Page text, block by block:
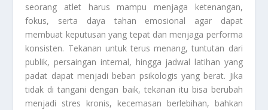
seorang atlet harus mampu menjaga ketenangan,
fokus, serta daya tahan emosional agar dapat
membuat keputusan yang tepat dan menjaga performa
konsisten. Tekanan untuk terus menang, tuntutan dari
publik, persaingan internal, hingga jadwal latihan yang
padat dapat menjadi beban psikologis yang berat. Jika
tidak di tangani dengan baik, tekanan itu bisa berubah
menjadi stres kronis, kecemasan berlebihan, bahkan